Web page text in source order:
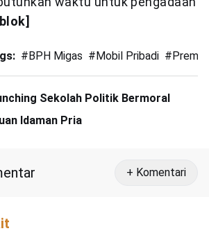
#BPH Migas #Mobil Pribadi #
Sekolah Politik Bermoral
Idaman Pria
+ Komentari